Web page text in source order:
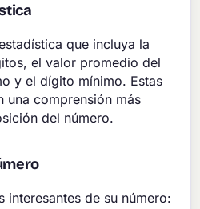
que incluya la
el valor promedio del
y el dígito mínimo. Estas
una comprensión más
del número.
interesantes de su número: